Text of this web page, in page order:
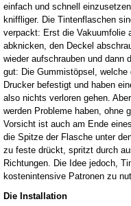
einfach und schnell
kniffliger. Die Tintenflaschen
verpackt: Erst die Vakuumfolie
abknicken, den Deckel
wieder aufschrauben und dann
gut: Die Gummistöpsel,
Drucker befestigt und haben
also nichts verloren gehen.
werden Probleme haben, ohne
Vorsicht ist auch am Ende
die Spitze der Flasche unter
zu feste drückt, spritzt durch
Richtungen. Die Idee jedoch,
kostenintensive Patronen zu
Die Installation